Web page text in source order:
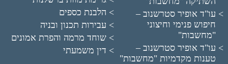
עו"ד אופיר סטרשנוב –
חיפוש פנימי וחיצוני
"מחשבות"
עו"ד אופיר סטרשנוב –
טענות מקדמיות "מחשבות"
הלבנת כספים
עבירות תכנון ובניה
שוחד מרמה והפרת אמונים
דין משמעתי